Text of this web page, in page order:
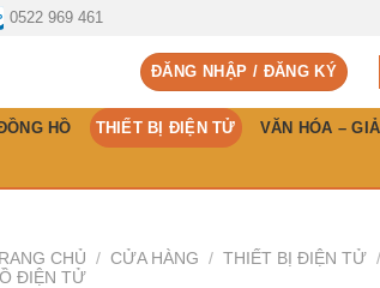
0522 969 461
ĐĂNG NHẬP / ĐĂNG KÝ
HỒ THIẾT BỊ ĐIỆN TỬ VĂN HÓA –
CHỦ / CỬA HÀNG / THIẾT BỊ ĐIỆN TỬ /
ĐIỆN TỬ